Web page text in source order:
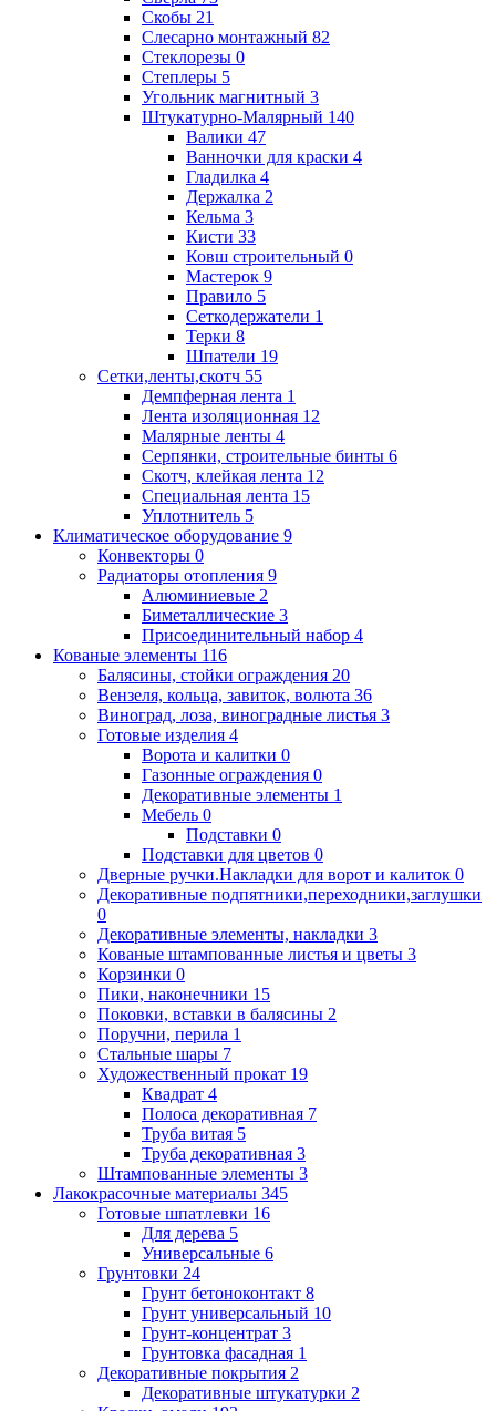
Скобы 21
Слесарно монтажный 82
Стеклорезы 0
Степлеры 5
Угольник магнитный 3
Штукатурно-Малярный 140
Валики 47
Ванночки для краски 4
Гладилка 4
Держалка 2
Кельма 3
Кисти 33
Ковш строительный 0
Мастерок 9
Правило 5
Сеткодержатели 1
Терки 8
Шпатели 19
Сетки,ленты,скотч 55
Демпферная лента 1
Лента изоляционная 12
Малярные ленты 4
Серпянки, строительные бинты 6
Скотч, клейкая лента 12
Специальная лента 15
Уплотнитель 5
Климатическое оборудование 9
Конвекторы 0
Радиаторы отопления 9
Алюминиевые 2
Биметаллические 3
Присоединительный набор 4
Кованые элементы 116
Балясины, стойки ограждения 20
Вензеля, кольца, завиток, волюта 36
Виноград, лоза, виноградные листья 3
Готовые изделия 4
Ворота и калитки 0
Газонные ограждения 0
Декоративные элементы 1
Мебель 0
Подставки 0
Подставки для цветов 0
Дверные ручки.Накладки для ворот и калиток 0
Декоративные подпятники,переходники,заглушки
0
Декоративные элементы, накладки 3
Кованые штампованные листья и цветы 3
Корзинки 0
Пики, наконечники 15
Поковки, вставки в балясины 2
Поручни, перила 1
Стальные шары 7
Художественный прокат 19
Квадрат 4
Полоса декоративная 7
Труба витая 5
Труба декоративная 3
Штампованные элементы 3
Лакокрасочные материалы 345
Готовые шпатлевки 16
Для дерева 5
Универсальные 6
Грунтовки 24
Грунт бетоноконтакт 8
Грунт универсальный 10
Грунт-концентрат 3
Грунтовка фасадная 1
Декоративные покрытия 2
Декоративные штукатурки 2